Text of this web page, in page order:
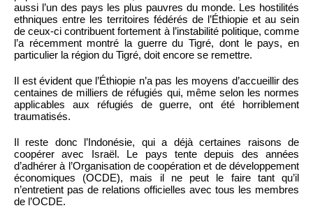
aussi l’un des pays les plus pauvres du monde. Les hostilités
ethniques entre les territoires fédérés de l’Éthiopie et au sein
de ceux-ci contribuent fortement à l’instabilité politique, comme
l’a récemment montré la guerre du Tigré, dont le pays, en
particulier la région du Tigré, doit encore se remettre.
Il est évident que l’Éthiopie n’a pas les moyens d’accueillir des
centaines de milliers de réfugiés qui, même selon les normes
applicables aux réfugiés de guerre, ont été horriblement
traumatisés.
Il reste donc l’Indonésie, qui a déjà certaines raisons de
coopérer avec Israël. Le pays tente depuis des années
d’adhérer à l’Organisation de coopération et de développement
économiques (OCDE), mais il ne peut le faire tant qu’il
n’entretient pas de relations officielles avec tous les membres
de l’OCDE.